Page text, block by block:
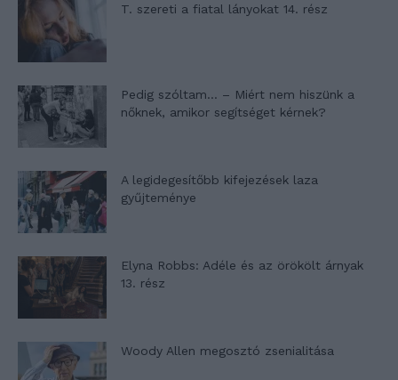
T. szereti a fiatal lányokat 14. rész
Pedig szóltam… – Miért nem hiszünk a
nőknek, amikor segítséget kérnek?
A legidegesítőbb kifejezések laza
gyűjteménye
Elyna Robbs: Adéle és az örökölt árnyak
13. rész
Woody Allen megosztó zsenialitása